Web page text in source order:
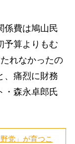
係費は鳩山民
予算よりもむ
れなかったの
痛烈に財務
・森永卓郎氏
党」が育つこ